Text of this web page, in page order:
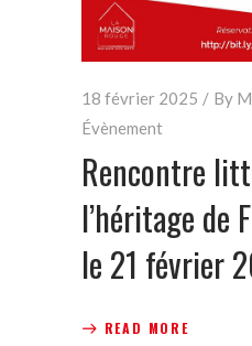
18 février 2025 By
Évènement
Rencontre
l’héritage de
le 21 février
READ MORE